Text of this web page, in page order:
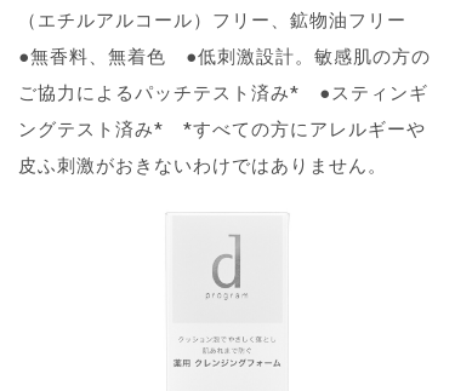
（エチルアルコール）フリー、鉱物油フリー
●無香料、無着色 ●低刺激設計。敏感肌の方の
ご協力によるパッチテスト済み* ●スティンギ
ングテスト済み* *すべての方にアレルギーや
皮ふ刺激がおきないわけではありません。